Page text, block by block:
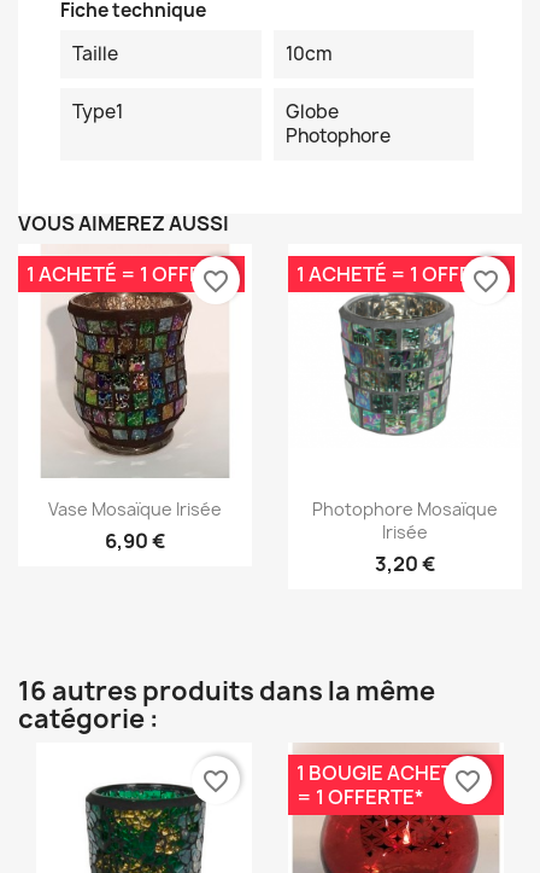
Fiche technique
Taille
10cm
Type1
Globe
Photophore
VOUS AIMEREZ AUSSI
Aperçu rapide
Vase Mosaïque Irisée
6,90 €
1 ACHETÉ = 1 OFFERT*
favorite_border
Aperçu rapide
Photophore Mosaïque
Irisée
3,20 €
1 ACHETÉ = 1 OFFERT*
favorite_border
16 autres produits dans la même
catégorie :
favorite_border
1 BOUGIE ACHETÉE
= 1 OFFERTE*
favorite_border